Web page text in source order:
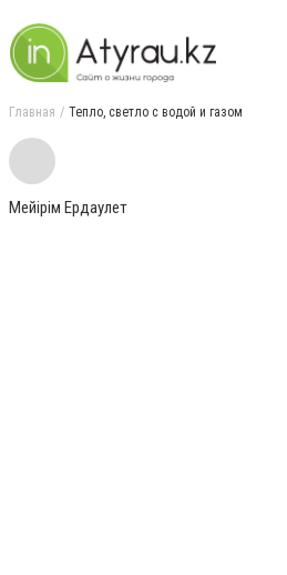
Главная Тепло, светло с водой и газом
Мейiрiм Ердаулет